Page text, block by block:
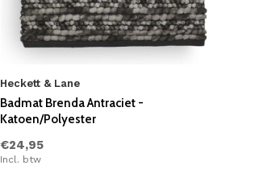
Heckett & Lane
Badmat Brenda Antraciet -
Katoen/Polyester
€24,95
Incl. btw